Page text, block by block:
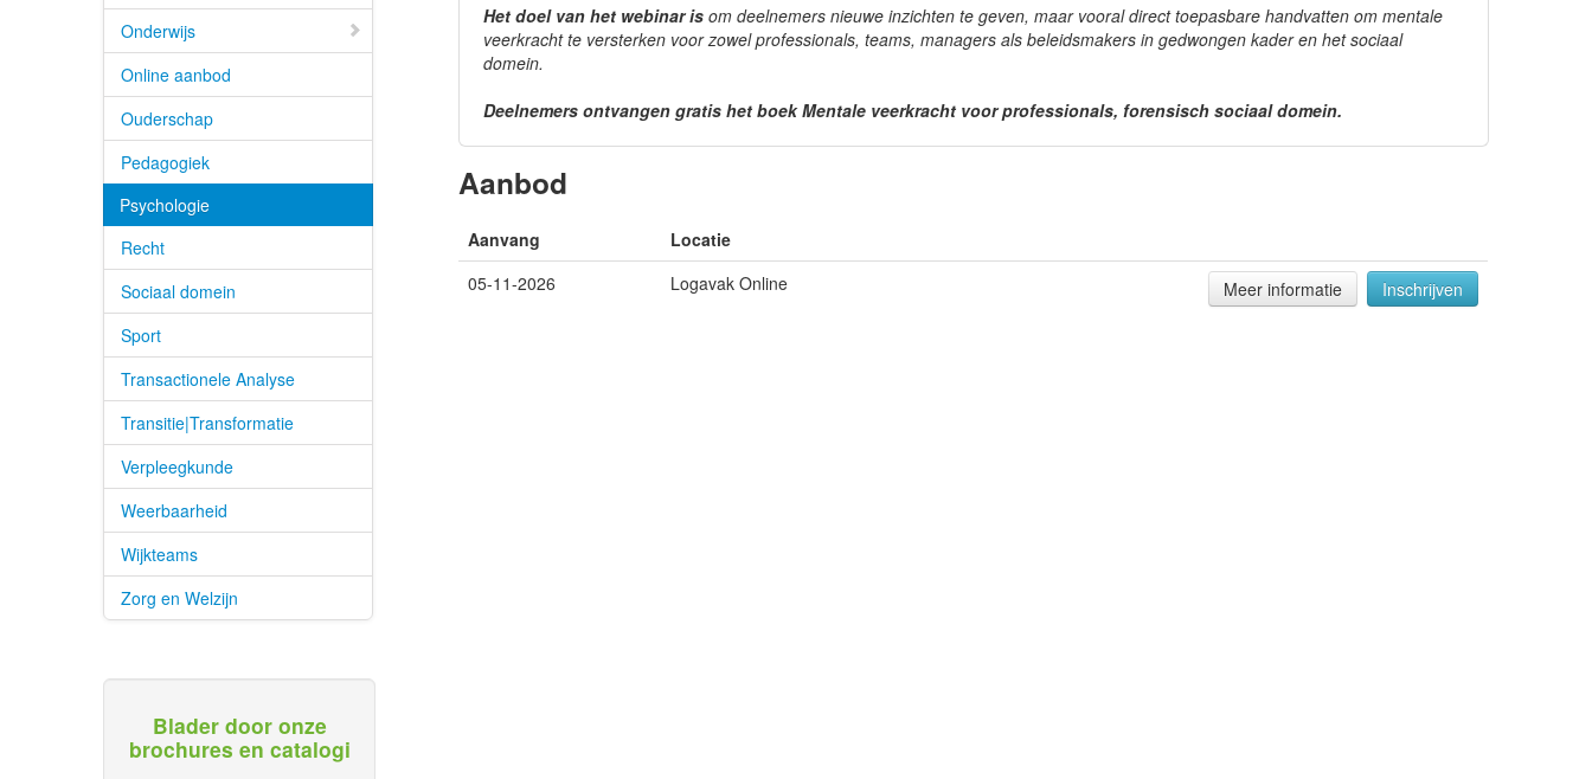
Het doel van het webinar isom deelnemers nieuwe inzichten te geven, maar vooral direct toepasbare handvatten om mentale
veerkracht te versterken voor zowel professionals, teams, managers als beleidsmakers in gedwongen kader en het sociaal
domein.
Deelnemers ontvangen gratis het boekMentale veerkracht voor professionals, forensisch sociaal domein.
Aanbod
Aanvang
Locatie
05-11-2026
Logavak Online Inschrijven
Meer informatie
Onderwijs
Online aanbod
Ouderschap
Pedagogiek
Psychologie
Recht
Sociaal domein
Sport
Transactionele Analyse
Transitie|Transformatie
Verpleegkunde
Weerbaarheid
Wijkteams
Zorg en Welzijn
Blader door onze
brochures en catalogi